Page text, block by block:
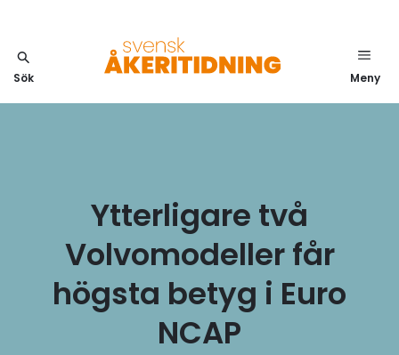
Sök Meny
Ytterligare två
Volvomodeller får
högsta betyg i Euro
NCAP